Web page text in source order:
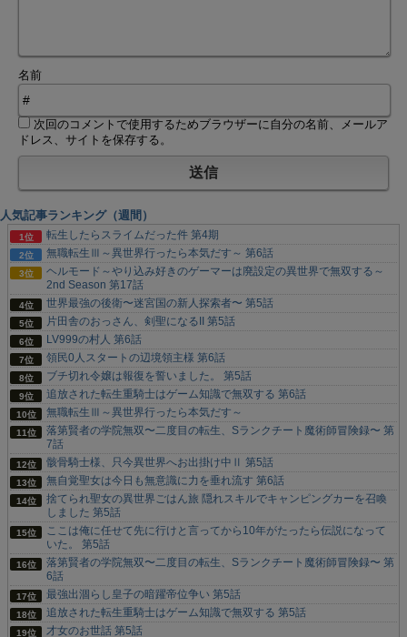
名前
次回のコメントで使用するためブラウザーに自分の名前、メールア
ドレス、サイトを保存する。
人気記事ランキング（週間）
転生したらスライムだった件 第4期
無職転生Ⅲ～異世界行ったら本気だす～ 第6話
ヘルモード～やり込み好きのゲーマーは廃設定の異世界で無双する～
2nd Season 第17話
世界最強の後衛〜迷宮国の新人探索者〜 第5話
片田舎のおっさん、剣聖になるII 第5話
LV999の村人 第6話
領民0人スタートの辺境領主様 第6話
ブチ切れ令嬢は報復を誓いました。 第5話
追放された転生重騎士はゲーム知識で無双する 第6話
無職転生Ⅲ～異世界行ったら本気だす～
落第賢者の学院無双〜二度目の転生、Sランクチート魔術師冒険録〜 第
7話
骸骨騎士様、只今異世界へお出掛け中Ⅱ 第5話
無自覚聖女は今日も無意識に力を垂れ流す 第6話
捨てられ聖女の異世界ごはん旅 隠れスキルでキャンピングカーを召喚
しました 第5話
ここは俺に任せて先に行けと言ってから10年がたったら伝説になって
いた。 第5話
落第賢者の学院無双〜二度目の転生、Sランクチート魔術師冒険録〜 第
6話
最強出涸らし皇子の暗躍帝位争い 第5話
追放された転生重騎士はゲーム知識で無双する 第5話
才女のお世話 第5話